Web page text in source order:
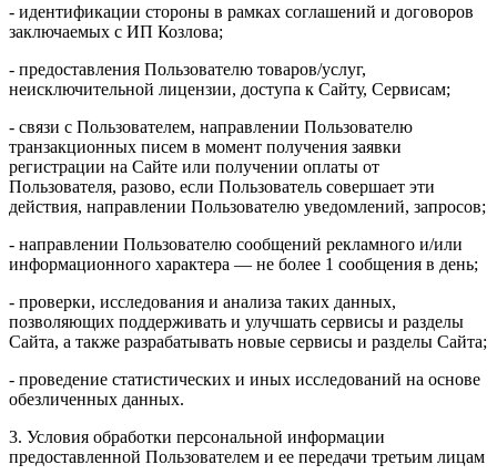
- идентификации стороны в рамках соглашений и договоров
заключаемых с ИП Козлова;
- предоставления Пользователю товаров/услуг,
неисключительной лицензии, доступа к Сайту, Сервисам;
- связи с Пользователем, направлении Пользователю
транзакционных писем в момент получения заявки
регистрации на Сайте или получении оплаты от
Пользователя, разово, если Пользователь совершает эти
действия, направлении Пользователю уведомлений, запросов;
- направлении Пользователю сообщений рекламного и/или
информационного характера — не более 1 сообщения в день;
- проверки, исследования и анализа таких данных,
позволяющих поддерживать и улучшать сервисы и разделы
Сайта, а также разрабатывать новые сервисы и разделы Сайта;
- проведение статистических и иных исследований на основе
обезличенных данных.
3. Условия обработки персональной информации
предоставленной Пользователем и ее передачи третьим лицам